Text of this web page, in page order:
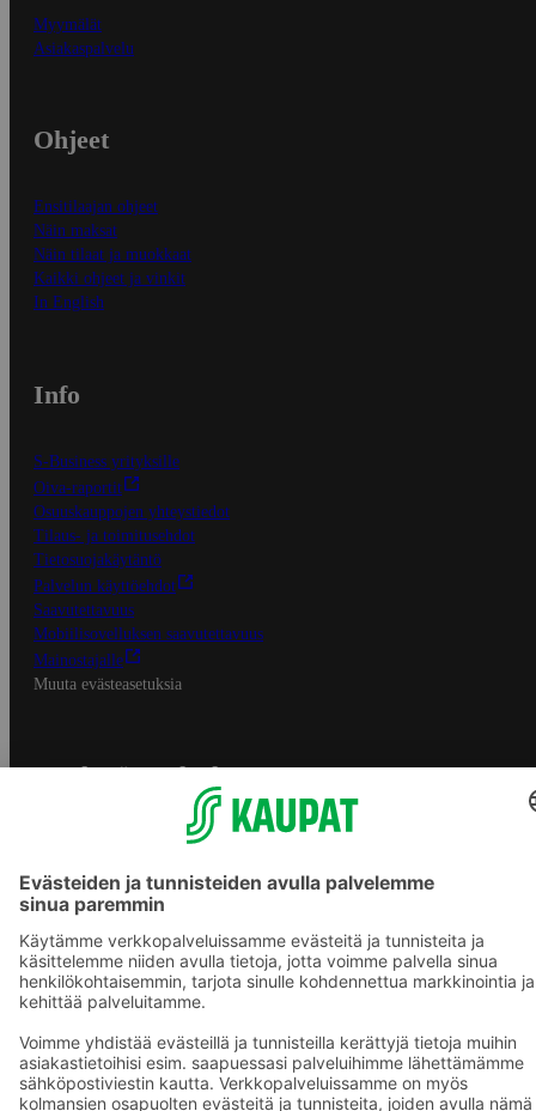
Myymälät
Asiakaspalvelu
Ohjeet
Ensitilaajan ohjeet
Näin maksat
Näin tilaat ja muokkaat
Kaikki ohjeet ja vinkit
In English
Info
S-Business yrityksille
Oiva-raportit
Osuuskauppojen yhteystiedot
Tilaus- ja toimitusehdot
Tietosuojakäytäntö
Palvelun käyttöehdot
Saavutettavuus
Mobiilisovelluksen saavutettavuus
Mainostajalle
Muuta evästeasetuksia
S-ryhmän palvelut
Asiakasomistajuus
Yhteishyvä Ruoka -sovellus
Prisma.fi
Sokos.fi
S-Pankki
Sokos Hotels
Raflaamo